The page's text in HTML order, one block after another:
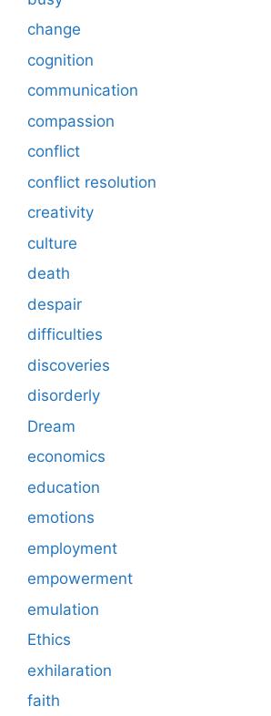
change
cognition
communication
compassion
conflict
conflict resolution
creativity
culture
death
despair
difficulties
discoveries
disorderly
Dream
economics
education
emotions
employment
empowerment
emulation
Ethics
exhilaration
faith